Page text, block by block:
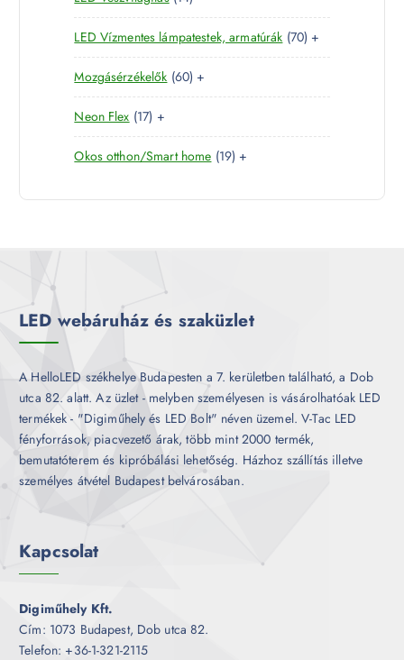
é
k
r
m
é
e
r
m
é
k
4
t
e
r
m
k
LED Vízmentes lámpatestek, armatúrák 707
0
e
m
+
Mozgásérzékelők 606
0
e
r
é
+
Neon Flex 171
7
t
r
+
Okos otthon/Smart home 191
t
+
LED webáruház és szaküzlet
A HelloLED székhelye Budapesten a 7. kerületben található, a Dob
utca 82. alatt. Az üzlet - melyben személyesen is vásárolhatóak LED
termékek - "Digiműhely és LED Bolt" néven üzemel. V-Tac LED
fényforrások, piacvezető árak, több mint 2000 termék,
bemutatóterem és kipróbálási lehetőség. Házhoz szállítás illetve
személyes átvétel Budapest belvárosában.
Kapcsolat
Digiműhely Kft.
Cím: 1073 Budapest, Dob utca 82.
Telefon: +36-1-321-2115